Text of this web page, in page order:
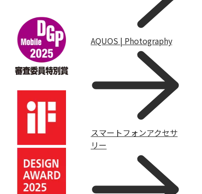
AQUOS | Photography
スマートフォンアクセサ
リー